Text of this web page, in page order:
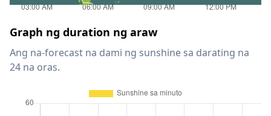
Graph ng duration ng araw
Ang na-forecast na dami ng sunshine sa darating na
24 na oras.